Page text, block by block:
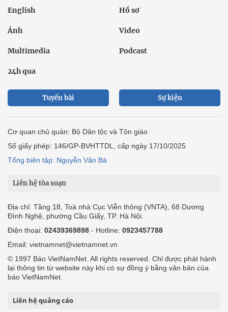
English Hồ sơ
Ảnh Video
Multimedia Podcast
24h qua
Tuyến bài Sự kiện
Cơ quan chủ quản: Bộ Dân tộc và Tôn giáo
Số giấy phép: 146/GP-BVHTTDL, cấp ngày 17/10/2025
Tổng biên tập: Nguyễn Văn Bá
Liên hệ tòa soạn
Địa chỉ: Tầng 18, Toà nhà Cục Viễn thông (VNTA), 68 Dương
Đình Nghệ, phường Cầu Giấy, TP. Hà Nội.
Điện thoại: 02439369898 - Hotline: 0923457788
Email: vietnamnet@vietnamnet.vn
© 1997 Báo VietNamNet. All rights reserved. Chỉ được phát hành
lại thông tin từ website này khi có sự đồng ý bằng văn bản của
báo VietNamNet.
Liên hệ quảng cáo